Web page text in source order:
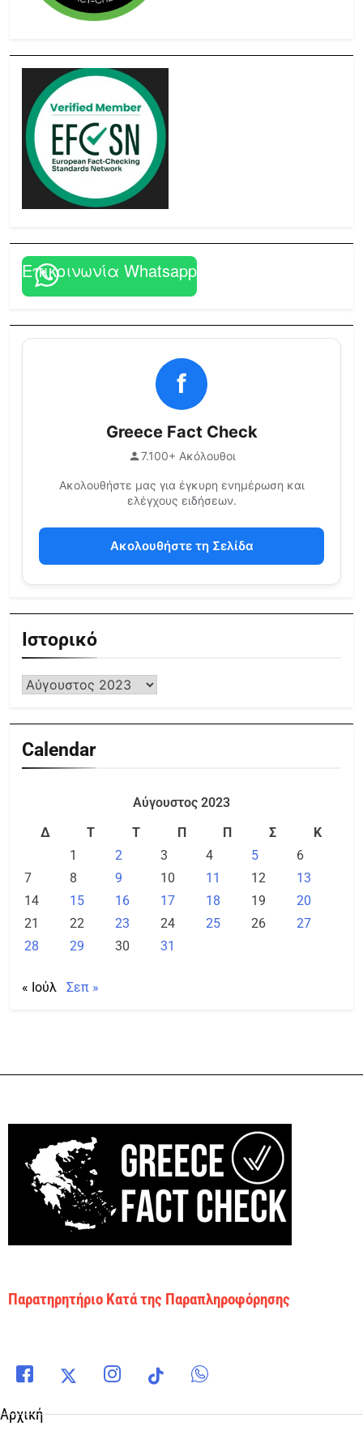
Επικοινωνία Whatsapp
f
Greece Fact Check
7.100+ Ακόλουθοι
Ακολουθήστε μας για έγκυρη ενημέρωση και
ελέγχους ειδήσεων.
Ακολουθήστε τη Σελίδα
Ιστορικό
Calendar
Αύγουστος 2023
Δ
Τ Τ Π Π Σ
Κ
1
2 3 4 5
6
7
8 9 10 11 12
13
14
15 16 17 18 19
20
21
22 23 24 25 26
27
28
29 30 31
« Ιούλ Σεπ »
Παρατηρητήριο Κατά της Παραπληροφόρησης
Αρχική